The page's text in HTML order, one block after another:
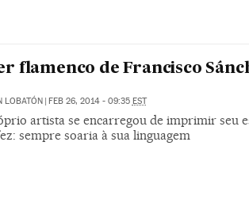
flamenco de Francisco
LOBATÓN | FEB 26, 2014 - 09:35 EST
artista se encarregou de imprimir seu
sempre soaria à sua linguagem